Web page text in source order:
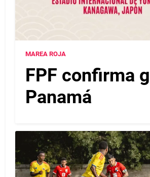
MAREA ROJA
FPF confirma
Panamá